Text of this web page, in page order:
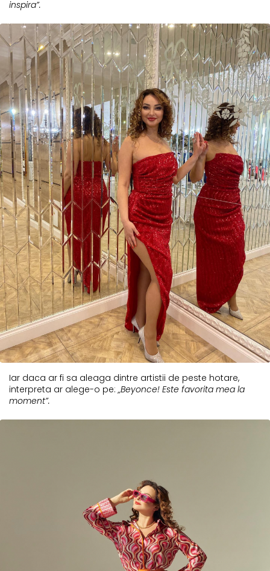
inspira”.
Iar daca ar fi sa aleaga dintre artistii de peste hotare,
interpreta ar alege-o pe: „Beyonce! Este favorita mea la
moment”.